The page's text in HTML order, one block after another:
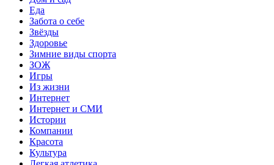
Еда
Забота о себе
Звёзды
Здоровье
Зимние виды спорта
ЗОЖ
Игры
Из жизни
Интернет
Интернет и СМИ
Истории
Компании
Красота
Культура